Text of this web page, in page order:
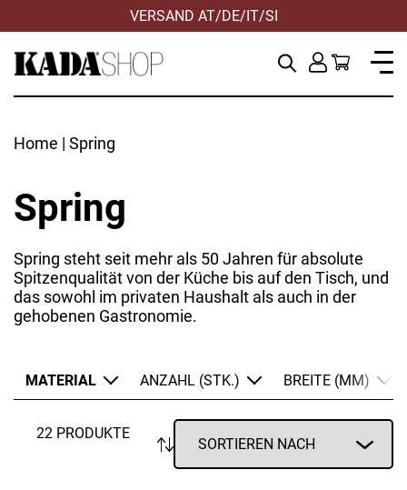
VERSAND AT/DE/IT/SI
Home | Spring
Spring
Spring steht seit mehr als 50 Jahren für absolute
Spitzenqualität von der Küche bis auf den Tisch, und
das sowohl im privaten Haushalt als auch in der
gehobenen Gastronomie.
MATERIAL
Edelstahl
Inox
ANZAHL (STK.)
BREITE (MM)
22 PRODUKTE